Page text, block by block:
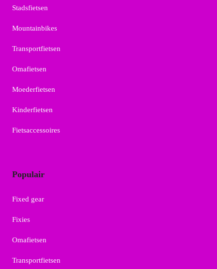
Stadsfietsen
Mountainbikes
Transportfietsen
Omafietsen
Moederfietsen
Kinderfietsen
Fietsaccessoires
Populair
Fixed gear
Fixies
Omafietsen
Transportfietsen